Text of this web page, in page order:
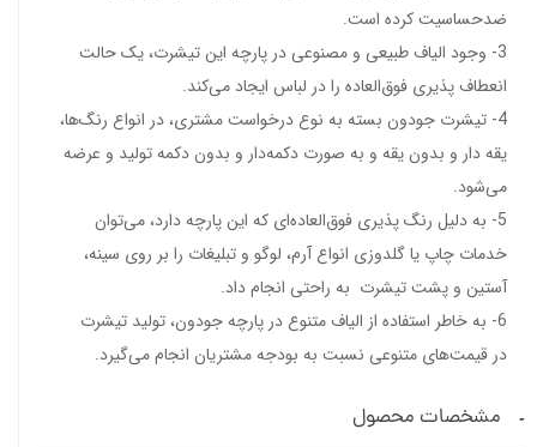
ضدحساسیت کرده است.
3- وجود الیاف طبیعی و مصنوعی در پارچه این تیشرت، یک حالت
انعطاف‌ پذیری فوق‌العاده را در لباس ایجاد می‌کند.
4- تیشرت جودون بسته به نوع درخواست مشتری، در انواع رنگ‌ها،
یقه دار و بدون یقه و به‌ صورت دکمه‌دار و بدون دکمه تولید و عرضه
می‌شود.
5- به‌ دلیل رنگ‌‌ پذیری فوق‌العاده‌ای که این پارچه دارد، می‌توان
خدمات چاپ یا گلدوزی انواع آرم، لوگو و تبلیغات را بر روی سینه،
آستین و پشت تیشرت به راحتی انجام داد.
6- به‌ خاطر استفاده از الیاف متنوع در پارچه جودون، تولید تیشرت
در قیمت‌های متنوعی نسبت به بودجه مشتریان انجام می‌گیرد.
مشخصات محصول